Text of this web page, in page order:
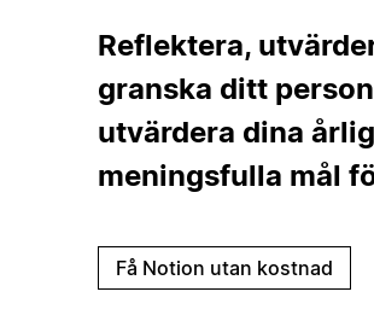
Reflektera,
granska ditt
utvärdera dina
meningsfulla mål
Få Notion utan kostnad